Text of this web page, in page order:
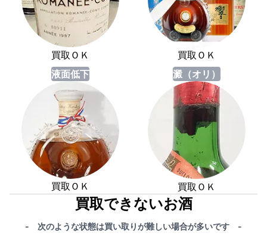
買取ＯＫ
買取ＯＫ
液面低下
買取ＯＫ
澱（オリ）
買取ＯＫ
買取できないお酒
- 次のような状態は買い取りが難しい場合が多いです -